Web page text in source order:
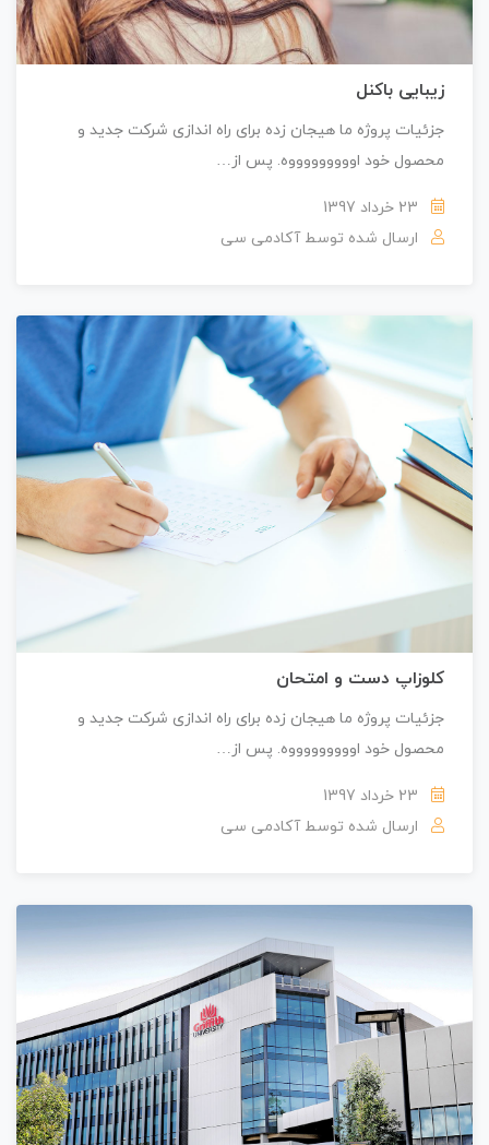
زیبایی باکنل
جزئیات پروژه ما هیجان زده برای راه اندازی شرکت جدید و
محصول خود اوووووووووه. پس از…
23 خرداد 1397
ارسال شده توسط آکادمی سی
کلوزاپ دست و امتحان
جزئیات پروژه ما هیجان زده برای راه اندازی شرکت جدید و
محصول خود اوووووووووه. پس از…
23 خرداد 1397
ارسال شده توسط آکادمی سی